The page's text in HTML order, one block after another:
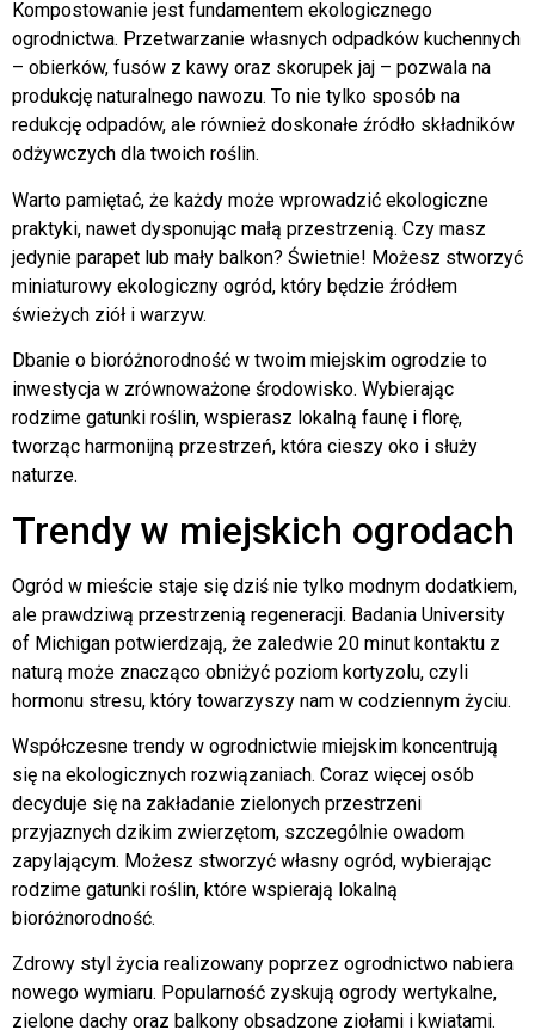
Kompostowanie jest fundamentem ekologicznego
ogrodnictwa. Przetwarzanie własnych odpadków kuchennych
– obierków, fusów z kawy oraz skorupek jaj – pozwala na
produkcję naturalnego nawozu. To nie tylko sposób na
redukcję odpadów, ale również doskonałe źródło składników
odżywczych dla twoich roślin.
Warto pamiętać, że każdy może wprowadzić ekologiczne
praktyki, nawet dysponując małą przestrzenią. Czy masz
jedynie parapet lub mały balkon? Świetnie! Możesz stworzyć
miniaturowy ekologiczny ogród, który będzie źródłem
świeżych ziół i warzyw.
Dbanie o bioróżnorodność w twoim miejskim ogrodzie to
inwestycja w zrównoważone środowisko. Wybierając
rodzime gatunki roślin, wspierasz lokalną faunę i florę,
tworząc harmonijną przestrzeń, która cieszy oko i służy
naturze.
Trendy w miejskich ogrodach
Ogród w mieście staje się dziś nie tylko modnym dodatkiem,
ale prawdziwą przestrzenią regeneracji. Badania University
of Michigan potwierdzają, że zaledwie 20 minut kontaktu z
naturą może znacząco obniżyć poziom kortyzolu, czyli
hormonu stresu, który towarzyszy nam w codziennym życiu.
Współczesne trendy w ogrodnictwie miejskim koncentrują
się na ekologicznych rozwiązaniach. Coraz więcej osób
decyduje się na zakładanie zielonych przestrzeni
przyjaznych dzikim zwierzętom, szczególnie owadom
zapylającym. Możesz stworzyć własny ogród, wybierając
rodzime gatunki roślin, które wspierają lokalną
bioróżnorodność.
Zdrowy styl życia realizowany poprzez ogrodnictwo nabiera
nowego wymiaru. Popularność zyskują ogrody wertykalne,
zielone dachy oraz balkony obsadzone ziołami i kwiatami.